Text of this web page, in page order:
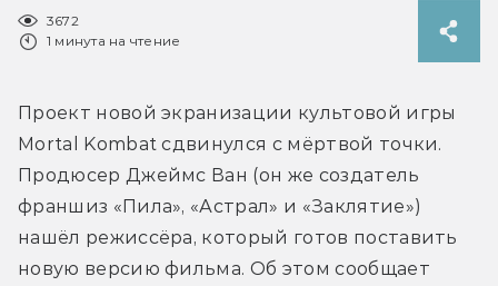
3672
1 минута на чтение
Проект новой экранизации культовой игры
Mortal Kombat сдвинулся с мёртвой точки.
Продюсер Джеймс Ван (он же создатель
франшиз «Пила», «Астрал» и «Заклятие»)
нашёл режиссёра, который готов поставить